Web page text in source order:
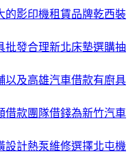
的影印機租賃品牌乾西裝
批發合理新北床墊選購抽
以及高雄汽車借款有廚具
借款團隊借錢為新竹汽車
設計熱泵維修選擇北屯機